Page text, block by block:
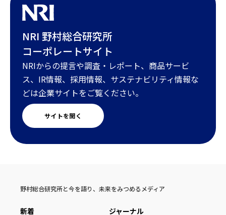
NRI 野村総合研究所
コーポレートサイト
NRIからの提言や調査・レポート、商品サービ
ス、IR情報、採用情報、サステナビリティ情報な
どは企業サイトをご覧ください。
サイトを開く
野村総合研究所と今を語り、未来をみつめるメディア
新着 ジャーナル